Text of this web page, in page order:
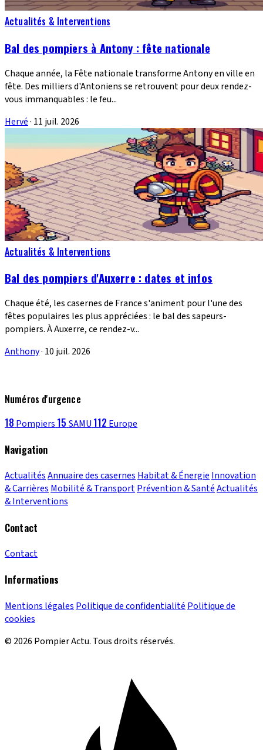
Actualités & Interventions
Bal des pompiers à Antony : fête nationale
Chaque année, la Fête nationale transforme Antony en ville en
fête. Des milliers d'Antoniens se retrouvent pour deux rendez-
vous immanquables : le feu...
Hervé· 11 juil. 2026
Actualités & Interventions
Bal des pompiers d'Auxerre : dates et infos
Chaque été, les casernes de France s'animent pour l'une des
fêtes populaires les plus appréciées : le bal des sapeurs-
pompiers. À Auxerre, ce rendez-v...
Anthony· 10 juil. 2026
Numéros d'urgence
18 Pompiers 15 SAMU 112 Europe
Navigation
ActualitésAnnuaire des casernesHabitat & ÉnergieInnovation
& CarrièresMobilité & TransportPrévention & SantéActualités
& Interventions
Contact
Contact
Informations
Mentions légales Politique de confidentialité Politique de
cookies
© 2026 Pompier Actu. Tous droits réservés.